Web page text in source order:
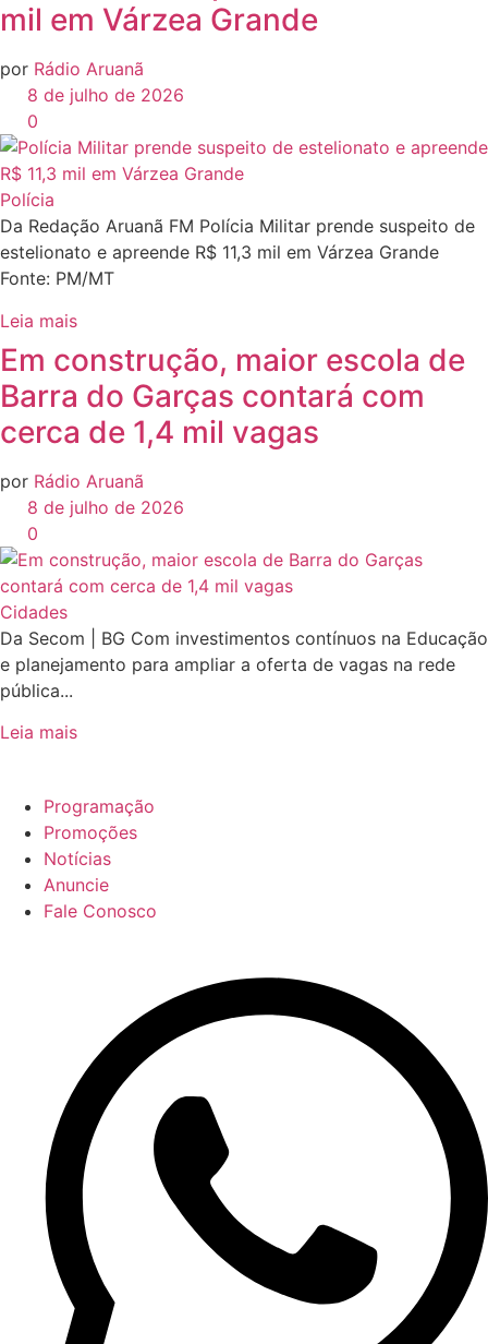
mil em Várzea Grande
por Rádio Aruanã
8 de julho de 2026
0
Polícia
Da Redação Aruanã FM Polícia Militar prende suspeito de
estelionato e apreende R$ 11,3 mil em Várzea Grande
Fonte: PM/MT
Leia mais
Em construção, maior escola de
Barra do Garças contará com
cerca de 1,4 mil vagas
por Rádio Aruanã
8 de julho de 2026
0
Cidades
Da Secom | BG Com investimentos contínuos na Educação
e planejamento para ampliar a oferta de vagas na rede
pública...
Leia mais
Programação
Promoções
Notícias
Anuncie
Fale Conosco